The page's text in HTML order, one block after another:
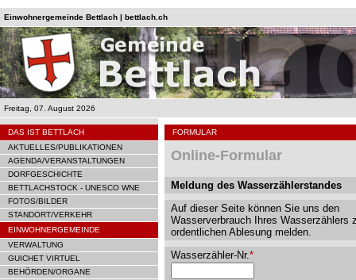
Einwohnergemeinde Bettlach | bettlach.ch
Freitag, 07. August 2026
DAS IST BETTLACH
AKTUELLES/PUBLIKATIONEN
AGENDA/VERANSTALTUNGEN
DORFGESCHICHTE
BETTLACHSTOCK - UNESCO WNE
FOTOS/BILDER
STANDORT/VERKEHR
EINWOHNERGEMEINDE
VERWALTUNG
GUICHET VIRTUEL
BEHÖRDEN/ORGANE
FORMULAR
Online-Formular
Meldung des Wasserzählerstandes
Auf dieser Seite können Sie uns den
Wasserverbrauch Ihres Wasserzählers
ordentlichen Ablesung melden.
Wasserzähler-Nr.*